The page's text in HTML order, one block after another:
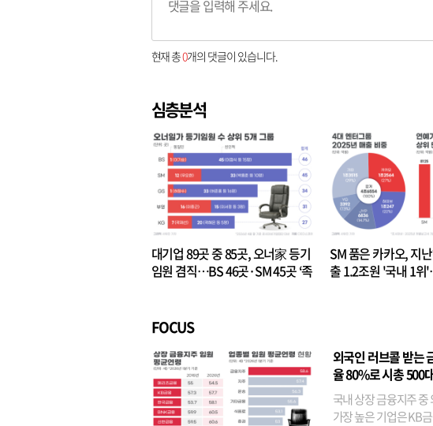
현재 총0개의 댓글이 있습니다.
심층분석
대기업 89곳 중 85곳, 오너家 등기
임원 겸직…BS 46곳·SM 45곳 ‘족
SM 품은 카카오, 지
출 1.2조원 '국내 1
FOCUS
외국인 러브콜 받는
율 80%로 시총 500
국내 상장 금융지주
가장 높은 기업은 KB